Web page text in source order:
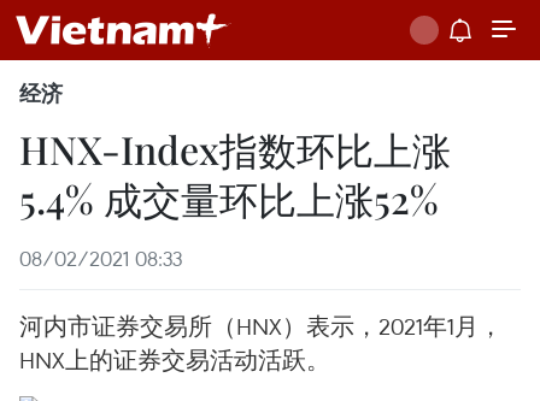
经济
HNX-Index指数环比上涨
5.4% 成交量环比上涨52%
08/02/2021 08:33
河内市证券交易所（HNX）表示，2021年1月，
HNX上的证券交易活动活跃。